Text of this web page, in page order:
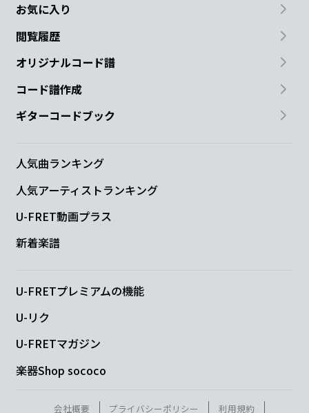
お気に入り
閲覧履歴
オリジナルコード譜
コード譜作成
ギターコードブック
人気曲ランキング
人気アーティストランキング
U-FRET動画プラス
新着楽譜
U-FRETプレミアムの機能
U-リク
U-FRETマガジン
楽器Shop sococo
会社概要 プライバシーポリシー 利用規約